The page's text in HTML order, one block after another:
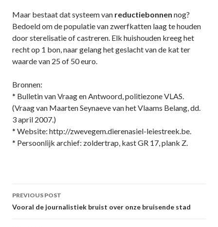
Maar bestaat dat systeem van reductiebonnen nog?
Bedoeld om de populatie van zwerfkatten laag te houden
door sterelisatie of castreren. Elk huishouden kreeg het
recht op 1 bon, naar gelang het geslacht van de kat ter
waarde van 25 of 50 euro.
Bronnen:
* Bulletin van Vraag en Antwoord, politiezone VLAS.
(Vraag van Maarten Seynaeve van het Vlaams Belang, dd.
3 april 2007.)
* Website: http://zwevegem.dierenasiel-leiestreek.be.
* Persoonlijk archief: zoldertrap, kast GR 17, plank Z.
Post
navigation
PREVIOUS POST
Vooral de journalistiek bruist over onze bruisende stad